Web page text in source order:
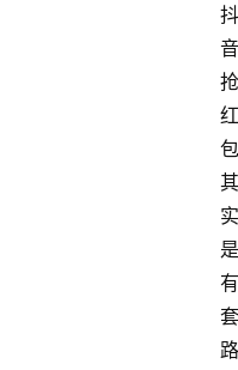
抖
音
抢
红
包
其
实
是
有
套
路